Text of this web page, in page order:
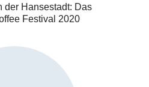
der Hansestadt: Das
Festival 2020